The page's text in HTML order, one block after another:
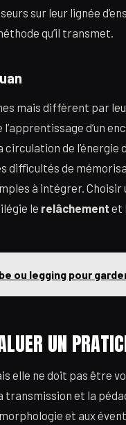
sur leur lignée
qu’il transmet.
mais diffèrent par
d’un
de l’énergie
difficultés de
à intégrer. Choisir
le relâchement et
ou legging pour
UN
elle ne doit pas être
transmission et la
et aux